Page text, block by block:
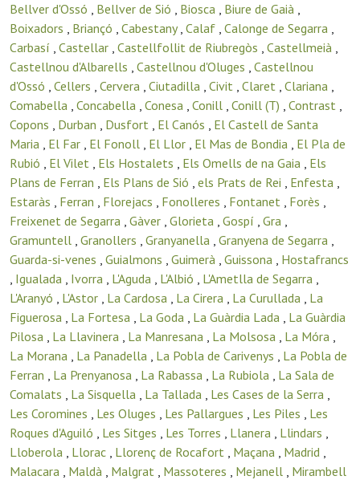
Bellver d'Ossó , Bellver de Sió , Biosca , Biure de Gaià ,
Boixadors , Briançó , Cabestany, Calaf , Calonge de Segarra ,
Carbasí , Castellar , Castellfollit de Riubregòs , Castellmeià ,
Castellnou d'Albarells , Castellnou d'Oluges , Castellnou
d'Ossó , Cellers , Cervera , Ciutadilla , Civit , Claret , Clariana ,
Comabella , Concabella , Conesa , Conill , Conill (T) , Contrast ,
Copons , Durban , Dusfort , El Canós , El Castell de Santa
Maria , El Far , El Fonoll , El Llor , El Mas de Bondia , El Pla de
Rubió , El Vilet , Els Hostalets , Els Omells de na Gaia , Els
Plans de Ferran , Els Plans de Sió , els Prats de Rei , Enfesta ,
Estaràs , Ferran , Florejacs , Fonolleres , Fontanet , Forès ,
Freixenet de Segarra , Gàver , Glorieta , Gospí , Gra ,
Gramuntell , Granollers , Granyanella , Granyena de Segarra ,
Guarda-si-venes , Guialmons , Guimerà , Guissona , Hostafrancs
, Igualada , Ivorra , L'Aguda , L'Albió , L'Ametlla de Segarra ,
L'Aranyó , L'Astor , La Cardosa , La Cirera , La Curullada , La
Figuerosa , La Fortesa , La Goda , La Guàrdia Lada , La Guàrdia
Pilosa , La Llavinera , La Manresana , La Molsosa , La Móra ,
La Morana , La Panadella , La Pobla de Carivenys , La Pobla de
Ferran , La Prenyanosa , La Rabassa , La Rubiola , La Sala de
Comalats , La Sisquella , La Tallada , Les Cases de la Serra ,
Les Coromines , Les Oluges , Les Pallargues , Les Piles , Les
Roques d'Aguiló , Les Sitges , Les Torres , Llanera , Llindars ,
Lloberola , Llorac , Llorenç de Rocafort , Maçana , Madrid ,
Malacara , Maldà , Malgrat , Massoteres , Mejanell , Mirambell